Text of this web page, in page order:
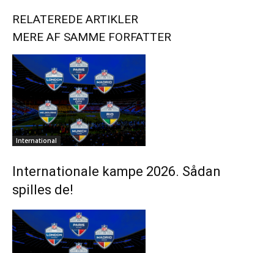
RELATEREDE ARTIKLER
MERE AF SAMME FORFATTER
International
Internationale kampe 2026. Sådan
spilles de!